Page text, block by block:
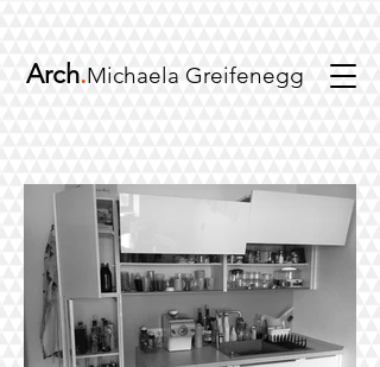
Arch.Michaela Greifenegg